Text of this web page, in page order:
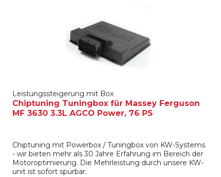
Leistungssteigerung mit Box
Chiptuning Tuningbox für Massey Ferguson
MF 3630 3.3L AGCO Power, 76 PS
Chiptuning mit Powerbox / Tuningbox von KW-Systems
- wir bieten mehr als 30 Jahre Erfahrung im Bereich der
Motoroptimierung. Die Mehrleistung durch unsere KW-
unit ist sofort spürbar.